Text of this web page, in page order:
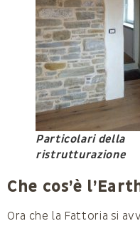
Particolari della
ristrutturazione
Che cos’è
Ora che la Fattoria si